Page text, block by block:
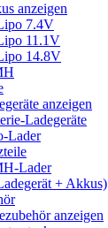
anzeigen
7.4V
11.1V
14.8V
anzeigen
Ladegeräte
Lader
Lader
+ Akkus)
anzeigen